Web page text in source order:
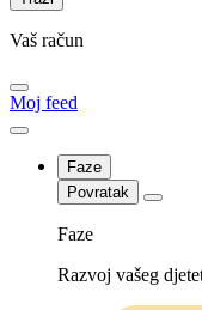
Vaš račun
Moj feed
Faze
Povratak
Faze
Razvoj vašeg